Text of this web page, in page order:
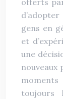
offerts
gens en
et
une
nouveaux
toujours